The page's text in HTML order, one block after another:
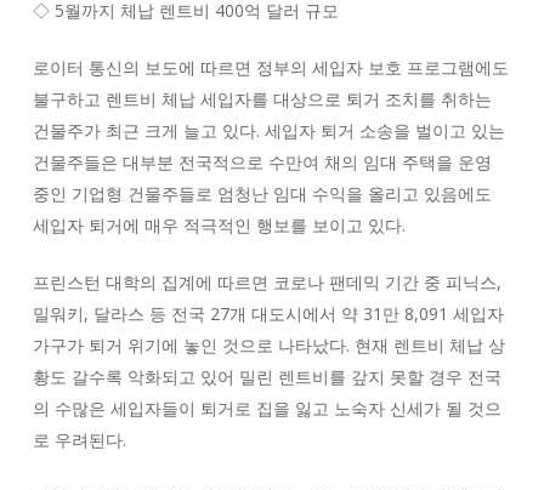
◇ 5월까지 체납 렌트비 400억 달러 규모
로이터 통신의 보도에 따르면 정부의 세입자 보호 프로그램에도
불구하고 렌트비 체납 세입자를 대상으로 퇴거 조치를 취하는
건물주가 최근 크게 늘고 있다. 세입자 퇴거 소송을 벌이고 있는
건물주들은 대부분 전국적으로 수만여 채의 임대 주택을 운영
중인 기업형 건물주들로 엄청난 임대 수익을 올리고 있음에도
세입자 퇴거에 매우 적극적인 행보를 보이고 있다.
프린스턴 대학의 집계에 따르면 코로나 팬데믹 기간 중 피닉스,
밀워키, 달라스 등 전국 27개 대도시에서 약 31만 8,091 세입자
가구가 퇴거 위기에 놓인 것으로 나타났다. 현재 렌트비 체납 상
황도 갈수록 악화되고 있어 밀린 렌트비를 갚지 못할 경우 전국
의 수많은 세입자들이 퇴거로 집을 잃고 노숙자 신세가 될 것으
로 우려된다.